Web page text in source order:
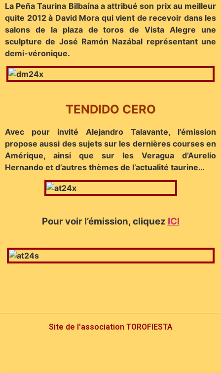
La Peña Taurina Bilbaína a attribué son prix au meilleur
quite 2012 à David Mora qui vient de recevoir dans les
salons de la plaza de toros de Vista Alegre une
sculpture de José Ramón Nazábal représentant une
demi-véronique.
TENDIDO CERO
Avec pour invité Alejandro Talavante, l’émission
propose aussi des sujets sur les dernières courses en
Amérique, ainsi que sur les Veragua d’Aurelio
Hernando et d’autres thèmes de l’actualité taurine…
Pour voir l’émission, cliquez ICI
Site de l'association TOROFIESTA